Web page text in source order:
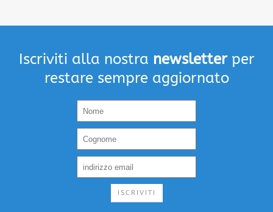
Iscriviti alla nostra newsletterper
restare sempre aggiornato
ISCRIVITI